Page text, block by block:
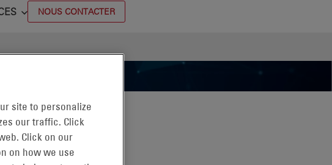
NOUS CONTACTER
site to personalize
our traffic. Click
Click on our
on how we use